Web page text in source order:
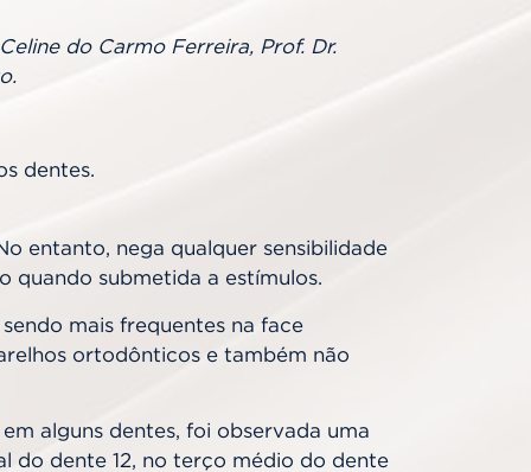
do Carmo Ferreira, Prof. Dr.
dentes.
entanto, nega qualquer sensibilidade
quando submetida a estímulos.
mais frequentes na face
ortodônticos e também não
alguns dentes, foi observada uma
do dente 12, no terço médio do dente